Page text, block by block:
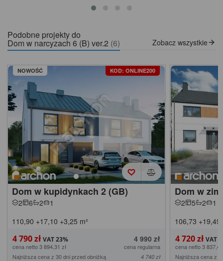
Podobne projekty do
Dom w narcyzach 6 (B) ver.2 (6) Zobacz wszystkie
NOWOŚĆ KOD: ONLINE200
Dom w kupidynkach 2 (GB)
2 6 2
1
110,90 +17,10 +3,25 m²
4 790 zł 4 990 zł
cena netto 3 894,31 zł
cena regularna
Najniższa cena z 30 dni przed obniżką
4 740 zł
Dom w
2 5 2
1
106,73 +19,49
4 720 zł
cena netto 3
Najniższa cena z